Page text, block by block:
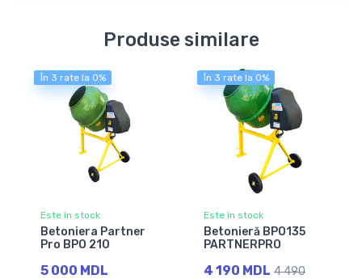
Produse similare
În 3 rate la 0%
Este în stock
Betoniera Partner
Pro BPO 210
5 000 MDL
În 3 rate la 0%
Este în stock
Betonieră BPO135
PARTNERPRO
4 190 MDL 4 490